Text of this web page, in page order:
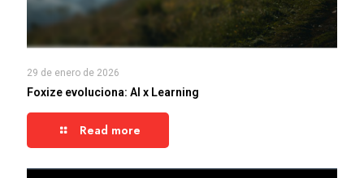
29 de enero de 2026
Foxize evoluciona: AI x Learning
Read more